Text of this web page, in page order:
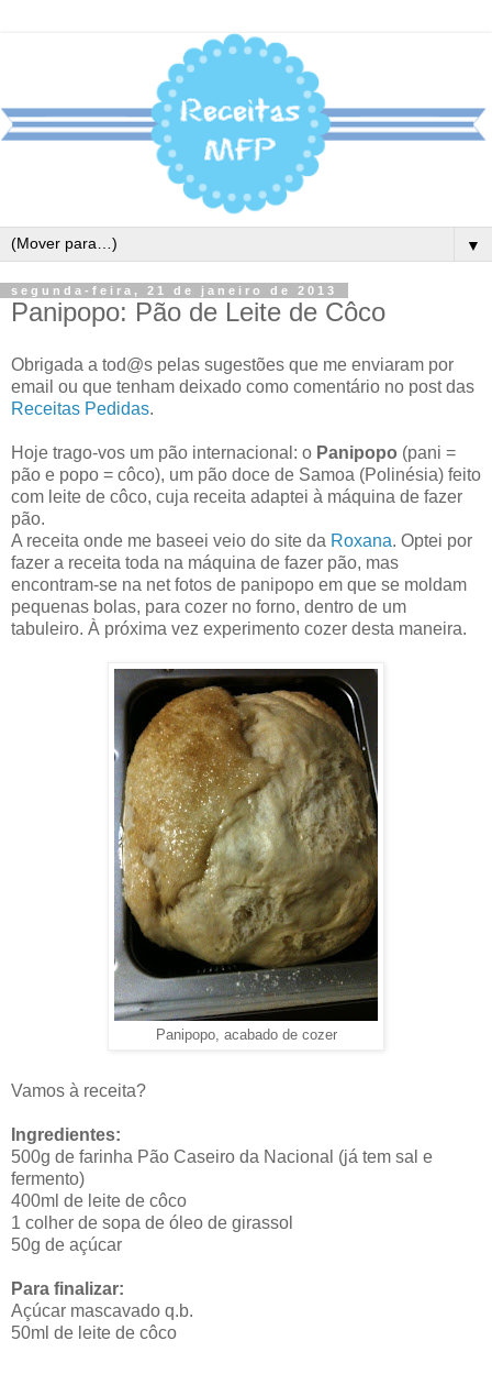
▼
segunda-feira, 21 de janeiro de 2013
Panipopo: Pão de Leite de Côco
Obrigada a tod@s pelas sugestões que me enviaram por
email ou que tenham deixado como comentário no post das
Receitas Pedidas.
Hoje trago-vos um pão internacional: o Panipopo (pani =
pão e popo = côco), um pão doce de Samoa (Polinésia) feito
com leite de côco, cuja receita adaptei à máquina de fazer
pão.
A receita onde me baseei veio do site da Roxana. Optei por
fazer a receita toda na máquina de fazer pão, mas
encontram-se na net fotos de panipopo em que se moldam
pequenas bolas, para cozer no forno, dentro de um
tabuleiro. À próxima vez experimento cozer desta maneira.
Panipopo, acabado de cozer
Vamos à receita?
Ingredientes:
500g de farinha Pão Caseiro da Nacional (já tem sal e
fermento)
400ml de leite de côco
1 colher de sopa de óleo de girassol
50g de açúcar
Para finalizar:
Açúcar mascavado q.b.
50ml de leite de côco